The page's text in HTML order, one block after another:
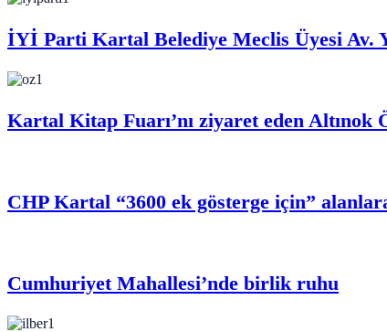
İYİ Parti Kartal Belediye Meclis Üyesi Av.
Kartal Kitap Fuarı’nı ziyaret eden
CHP Kartal “3600 ek gösterge için”
Cumhuriyet Mahallesi’nde birlik ruhu